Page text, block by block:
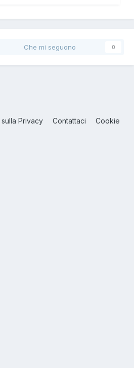
Che mi seguono 0
Privacy Contattaci Cookie